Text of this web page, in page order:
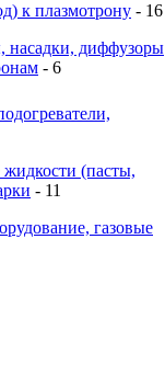
к плазмотрону - 16
насадки, диффузоры
- 6
(пасты,
- 11
газовые